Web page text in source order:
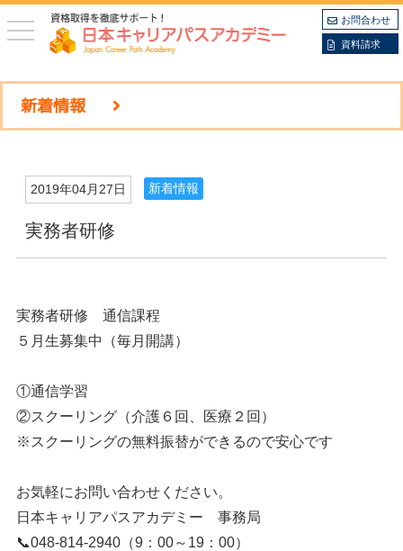
toggle
navigation
お問合わせ
資料請求
新着情報
2019年04月27日 新着情報
実務者研修
実務者研修 通信課程
５月生募集中（毎月開講）
①通信学習
②スクーリング（介護６回、医療２回）
※スクーリングの無料振替ができるので安心です
お気軽にお問い合わせください。
日本キャリアパスアカデミー 事務局
📞048-814-2940（9：00～19：00）